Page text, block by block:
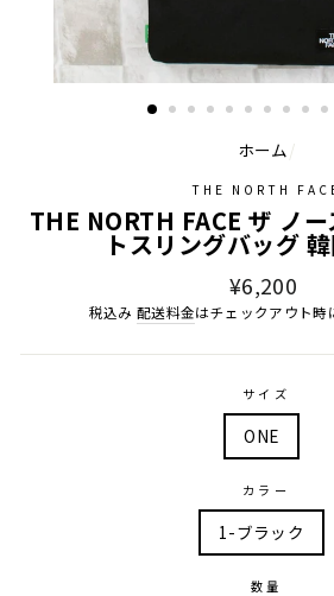
ホーム/
THE NORTH
THE NORTH FACE ザ ノ
トスリングバッグ
通
常
格
¥6,200
税込み配送料金はチェックアウト時
サイズ
ONE
カラー
1-ブラック
数量